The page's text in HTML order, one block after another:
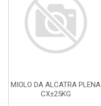
MIOLO DA ALCATRA PLENA
CX±25KG